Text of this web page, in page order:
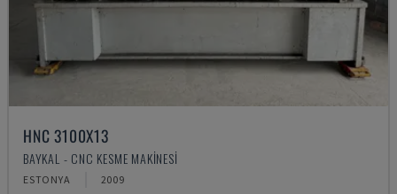
HNC 3100X13
BAYKAL - CNC KESME MAKINESI
ESTONYA 2009